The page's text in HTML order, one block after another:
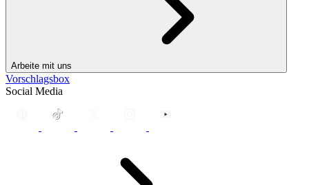
Arbeite mit uns
Vorschlagsbox
Social Media